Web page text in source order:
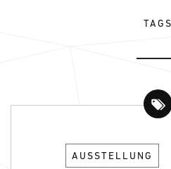
TAGS
AUSSTELLUNG